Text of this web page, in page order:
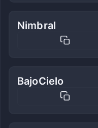
Nimbral
BajoCielo